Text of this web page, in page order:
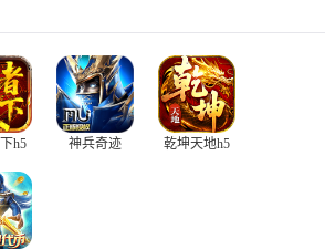
h5 神兵奇迹 乾坤天地h5